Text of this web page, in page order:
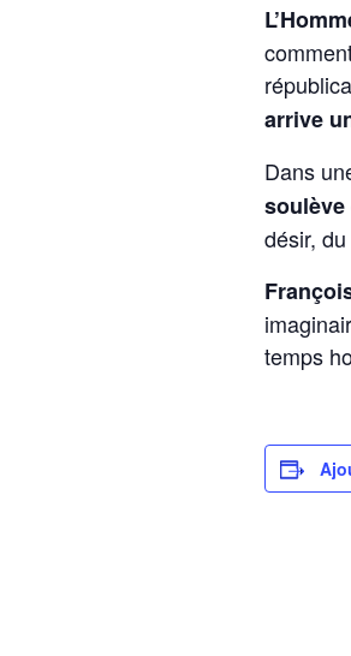
arrive
Dans
désir,
temps